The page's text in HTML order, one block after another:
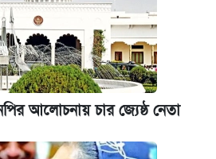
আলোচনায় চার জ্যেষ্ঠ নেতা